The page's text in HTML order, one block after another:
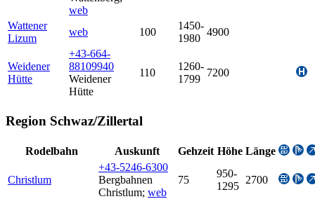
web
Wattener
Lizum
web 100
1450-
1980
4900
Weidener
Hütte
+43-664-
88109940
Weidener
Hütte
110
1260-
1799
7200
Region Schwaz/Zillertal
Rodelbahn Auskunft Gehzeit Höhe Länge
Christlum
+43-5246-6300
Bergbahnen
Christlum; web
75
950-
1295
2700